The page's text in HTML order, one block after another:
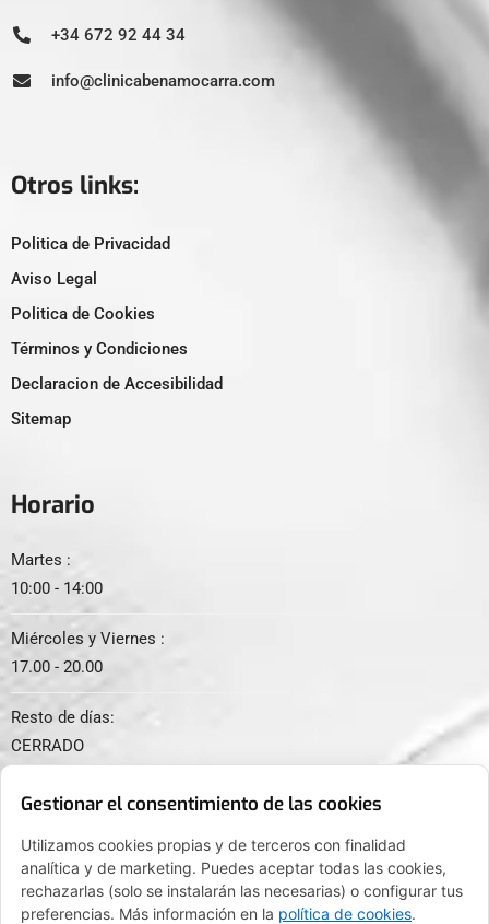
+34 672 92 44 34
info@clinicabenamocarra.com
Otros links:
Politica de Privacidad
Aviso Legal
Politica de Cookies
Términos y Condiciones
Declaracion de Accesibilidad
Sitemap
Horario
Martes :
10:00 - 14:00
Miércoles y Viernes :
17.00 - 20.00
Resto de días:
CERRADO
© 2024. Todos los derechos reservados.
Gestionar el consentimiento de las cookies
Utilizamos cookies propias y de terceros con finalidad
analítica y de marketing. Puedes aceptar todas las cookies,
rechazarlas (solo se instalarán las necesarias) o configurar tus
preferencias. Más información en la política de cookies.